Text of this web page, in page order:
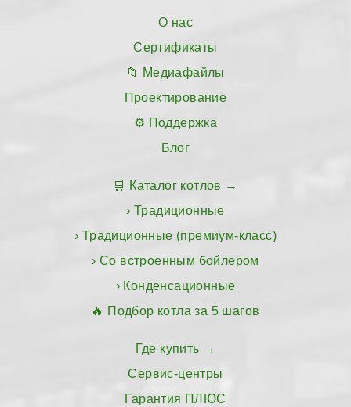
О нас
Сертификаты
Медиафайлы
Проектирование
Поддержка
Блог
Каталог котлов
Традиционные
Традиционные (премиум-класс)
Со встроенным бойлером
Конденсационные
Подбор котла за 5 шагов
Где купить
Сервис-центры
Гарантия ПЛЮС